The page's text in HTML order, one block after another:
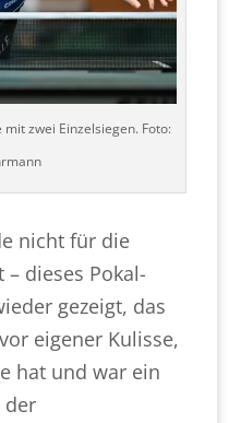
zwei Einzelsiegen. Foto:
nicht für die
dieses Pokal-
gezeigt, das
eigener Kulisse,
hat und war ein
der